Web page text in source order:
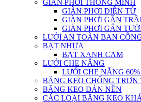
GIÀN PHƠI THÔNG MINH
GIÀN PHƠI ĐIỆN TỬ
GIÀN PHƠI GẮN
GIÀN PHƠI GẮN
LƯỚI AN TOÀN BAN
BẠT NHỰA
BẠT XANH CAM
LƯỚI CHE NẮNG
LƯỚI CHE NẮNG 60%
BĂNG KEO CHỐNG TRƠN
BĂNG KEO DÁN NỀN
CÁC LOẠI BĂNG KEO